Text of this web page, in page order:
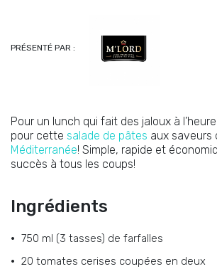
PRÉSENTÉ PAR :
Pour un lunch qui fait des jaloux à
pour cette salade de pâtes aux saveurs
Méditerranée! Simple, rapide et
succès à tous les coups!
Ingrédients
750 ml (3 tasses) de farfalles
20 tomates cerises coupées en deux